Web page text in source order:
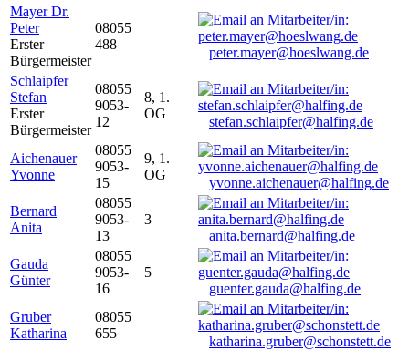
Mayer Dr.
Peter
Erster
Bürgermeister
08055
488
peter.mayer@hoeslwang.de
Schlaipfer
Stefan
Erster
Bürgermeister
08055
9053-
12
8, 1.
OG
stefan.schlaipfer@halfing.de
Aichenauer
Yvonne
08055
9053-
15
9, 1.
OG
yvonne.aichenauer@halfing.de
Bernard
Anita
08055
9053-
13
3
anita.bernard@halfing.de
Gauda
Günter
08055
9053-
16
5
guenter.gauda@halfing.de
Gruber
Katharina
08055
655
katharina.gruber@schonstett.de